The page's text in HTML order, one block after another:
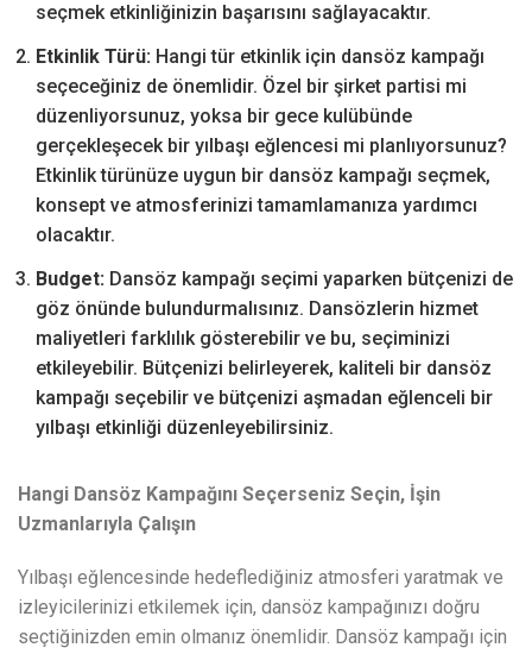
seçmek etkinliğinizin başarısını sağlayacaktır.
Etkinlik Türü: Hangi tür etkinlik için dansöz kampağı
seçeceğiniz de önemlidir. Özel bir şirket partisi mi
düzenliyorsunuz, yoksa bir gece kulübünde
gerçekleşecek bir yılbaşı eğlencesi mi planlıyorsunuz?
Etkinlik türünüze uygun bir dansöz kampağı seçmek,
konsept ve atmosferinizi tamamlamanıza yardımcı
olacaktır.
Budget: Dansöz kampağı seçimi yaparken bütçenizi de
göz önünde bulundurmalısınız. Dansözlerin hizmet
maliyetleri farklılık gösterebilir ve bu, seçiminizi
etkileyebilir. Bütçenizi belirleyerek, kaliteli bir dansöz
kampağı seçebilir ve bütçenizi aşmadan eğlenceli bir
yılbaşı etkinliği düzenleyebilirsiniz.
Hangi Dansöz Kampağını Seçerseniz Seçin, İşin
Uzmanlarıyla Çalışın
Yılbaşı eğlencesinde hedeflediğiniz atmosferi yaratmak ve
izleyicilerinizi etkilemek için, dansöz kampağınızı doğru
seçtiğinizden emin olmanız önemlidir. Dansöz kampağı için